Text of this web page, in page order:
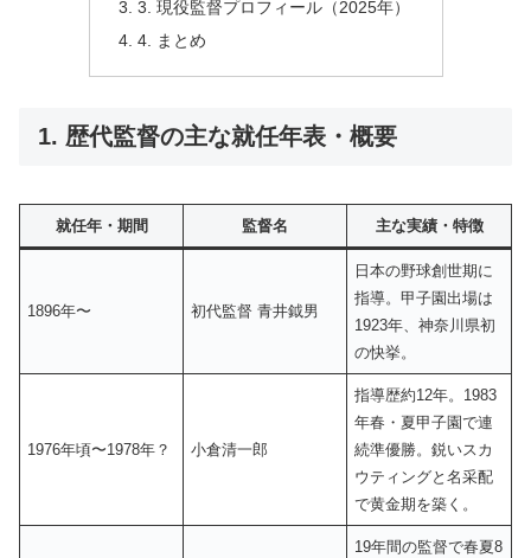
3. 現役監督プロフィール（2025年）
4. まとめ
1. 歴代監督の主な就任年表・概要
就任年・期間 監督名 主な実績・特徴
1896年〜 初代監督 青井鉞男
日本の野球創世期に
指導。甲子園出場は
1923年、神奈川県初
の快挙。
1976年頃〜1978年？ 小倉清一郎
指導歴約12年。1983
年春・夏甲子園で連
続準優勝。鋭いスカ
ウティングと名采配
で黄金期を築く。
19年間の監督で春夏8